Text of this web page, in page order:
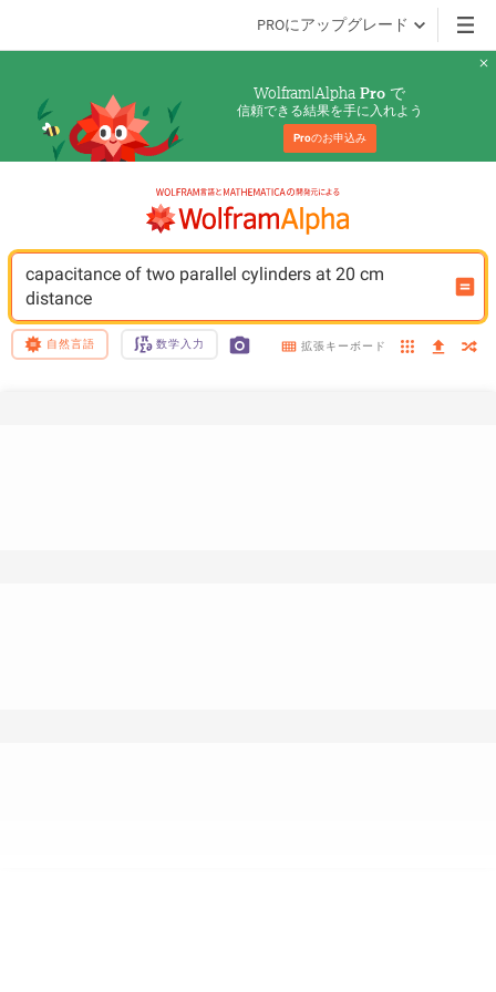
PROにアップグレード
Wolfram|Alpha Pro で
信頼できる結果を手に入れよう
Proのお申込み
capacitance of two parallel cylinders at 20 cm
distance
自然言語 数学入力 拡張キーボード